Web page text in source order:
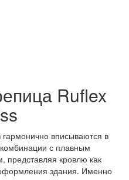
Ruflex
гармонично вписываются в
с плавным
кровлю как
здания. Именно